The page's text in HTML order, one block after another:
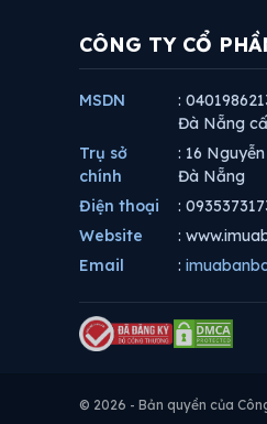
CÔNG TY CỔ
MSDN
:
Đà Nẵng
Trụ sở
chính
: 16
Đà Nẵng
Điện thoại
:
Website
:
Email
:
© 2026 - Bản quyền của